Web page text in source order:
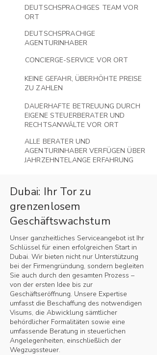
DEUTSCHSPRACHIGES TEAM VOR
ORT
DEUTSCHSPRACHIGE
AGENTURINHABER
CONCIERGE-SERVICE VOR ORT
KEINE GEFAHR, ÜBERHÖHTE PREISE
ZU ZAHLEN
DAUERHAFTE BETREUUNG DURCH
EIGENE STEUERBERATER UND
RECHTSANWÄLTE VOR ORT
ALLE BERATER UND
AGENTURINHABER VERFÜGEN ÜBER
JAHRZEHNTELANGE ERFAHRUNG
Dubai: Ihr Tor zu
grenzenlosem
Geschäftswachstum
Unser ganzheitliches Serviceangebot ist Ihr
Schlüssel für einen erfolgreichen Start in
Dubai. Wir bieten nicht nur Unterstützung
bei der Firmengründung, sondern begleiten
Sie auch durch den gesamten Prozess –
von der ersten Idee bis zur
Geschäftseröffnung. Unsere Expertise
umfasst die Beschaffung des notwendigen
Visums, die Abwicklung sämtlicher
behördlicher Formalitäten sowie eine
umfassende Beratung in steuerlichen
Angelegenheiten, einschließlich der
Wegzugssteuer.